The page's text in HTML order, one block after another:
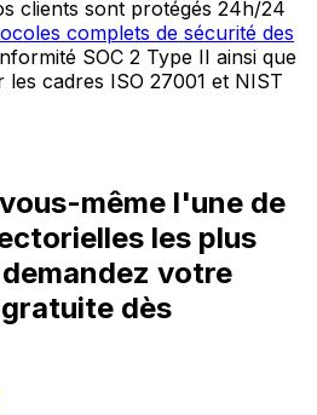
clients sont protégés 24h/24
complets de sécurité des
SOC 2 Type II ainsi que
cadres ISO 27001 et NIST
même l'une de
les plus
votre
dès